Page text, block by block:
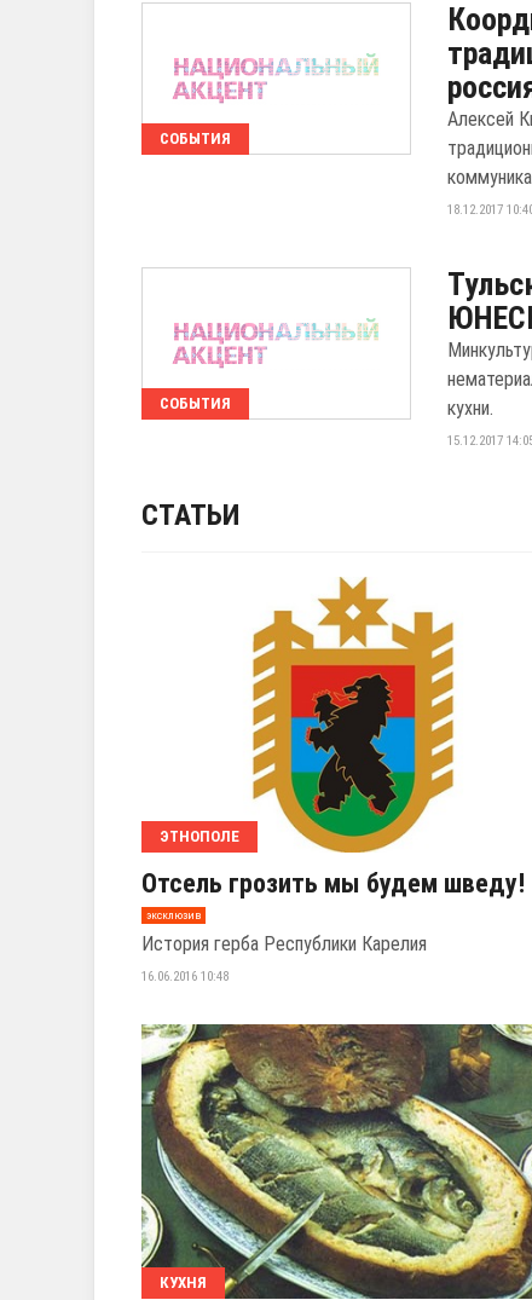
СОБЫТИЯ
Алексей
18.12.2017
СОБЫТИЯ
кухни.
15.12.2017
СТАТЬИ
ЭТНОПОЛЕ
Отсель грозить мы будем шведу!
эксклюзив
История герба Республики Карелия
16.06.2016 10:48
КУХНЯ